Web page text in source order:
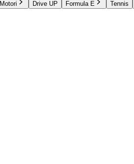
Motori Drive UP Formula E Tennis